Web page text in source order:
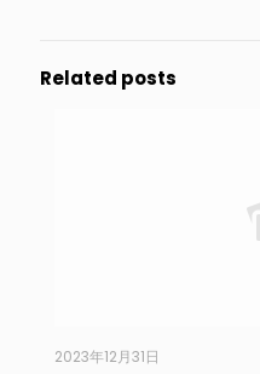
Related posts
2023年12月31日